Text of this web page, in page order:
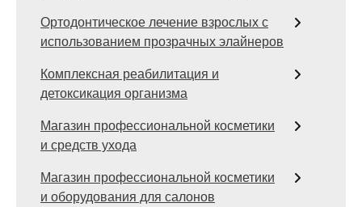
Ортодонтическое лечение взрослых с
использованием прозрачных элайнеров
Комплексная реабилитация и
детоксикация организма
Магазин профессиональной косметики
и средств ухода
Магазин профессиональной косметики
и оборудования для салонов